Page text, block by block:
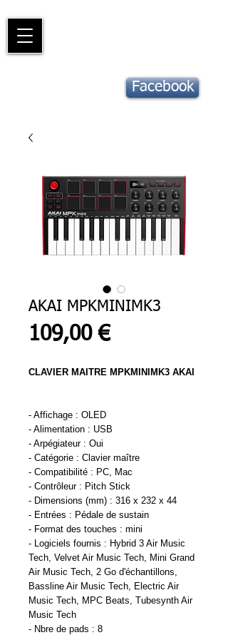
Facebook
AKAI MPKMINIMK3
109,00 €Prix
CLAVIER MAITRE MPKMINIMK3 AKAI
- Affichage : OLED
- Alimentation : USB
- Arpégiateur : Oui
- Catégorie : Clavier maître
- Compatibilité : PC, Mac
- Contrôleur : Pitch Stick
- Dimensions (mm) : 316 x 232 x 44
- Entrées : Pédale de sustain
- Format des touches : mini
- Logiciels fournis : Hybrid 3 Air Music
Tech, Velvet Air Music Tech, Mini Grand
Air Music Tech, 2 Go d'échantillons,
Bassline Air Music Tech, Electric Air
Music Tech, MPC Beats, Tubesynth Air
Music Tech
- Nbre de pads : 8